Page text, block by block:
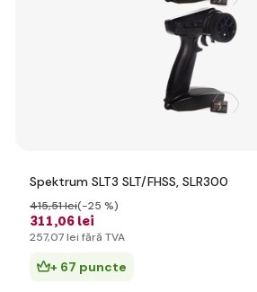
Spektrum SLT3 SLT/FHSS, SLR300
311,06 lei
415,51 lei(-25 %)
257,07 lei fără TVA
+ 67 puncte